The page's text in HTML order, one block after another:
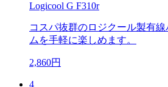
Logicool G F310r
コスパ抜群のロジクール製有
ムを手軽に楽しめます。
2,860円
4